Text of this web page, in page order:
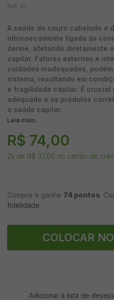
Ref: 47
A saúde do couro cabeludo e
intrinsecamente ligada às
derme, afetando diretamente
capilar. Fatores externos e
cuidados inadequados,
sistema, resultando em
e fragilidade capilar. É crucial
adequado e os produtos
a saúde capilar.
Leia mais.
R$ 74,00
2x de R$ 37,00 no cartão de
Compre e ganhe 74 pontos.
fidelidade
COLOCAR
Adicionar à lista de